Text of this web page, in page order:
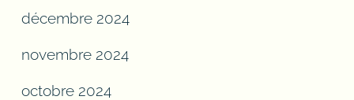
décembre 2024
novembre 2024
octobre 2024